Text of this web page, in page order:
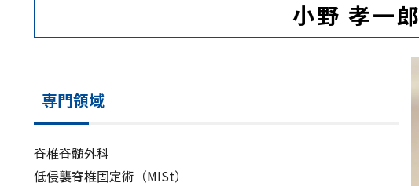
小野 孝一郎
専門領域
脊椎脊髄外科
低侵襲脊椎固定術（MISt）